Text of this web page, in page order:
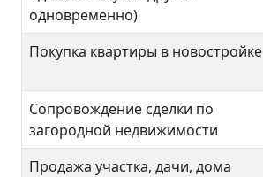
одновременно)
Покупка квартиры в новостройке
Сопровождение сделки по
загородной недвижимости
Продажа участка, дачи, дома